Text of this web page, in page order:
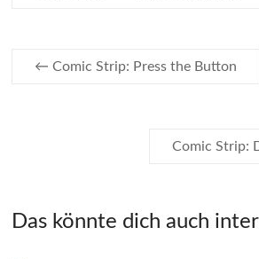
← Comic Strip: Press the Button
Comic Strip:
Das könnte dich auch